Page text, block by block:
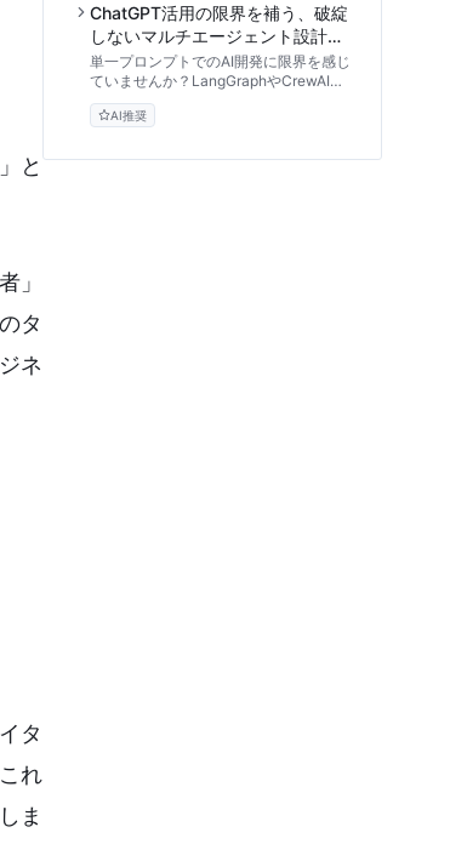
と
」
タ
ネ
タ
れ
ま
ン構築までを専門的視点で体系的に解説
します。
ChatGPT活用の限界を補う、破綻
しないマルチエージェント設計と
実践アプローチ
単一プロンプトでのAI開発に限界を感じ
ていませんか？LangGraphやCrewAIを
用いたマルチエージェントの設計思想か
ら、実務で破綻しないためのタスク分
ニア向けに体系化した実践ガイドです。
AI推奨